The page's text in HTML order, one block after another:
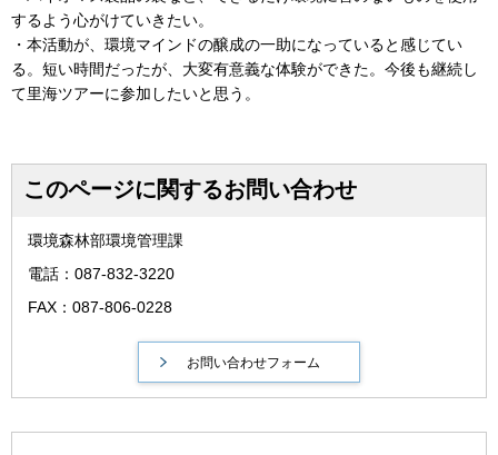
するよう心がけていきたい。
・本活動が、環境マインドの醸成の一助になっていると感じてい
る。短い時間だったが、大変有意義な体験ができた。今後も継続し
て里海ツアーに参加したいと思う。
このページに関するお問い合わせ
環境森林部環境管理課
電話：087-832-3220
FAX：087-806-0228